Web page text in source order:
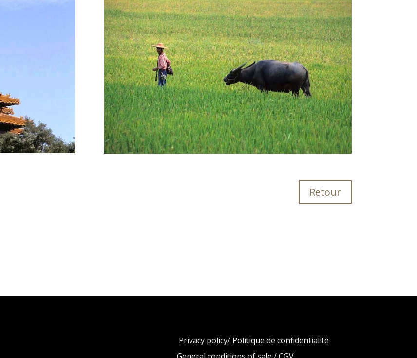
Retour
Privacy policy/ Politique de confidentialité